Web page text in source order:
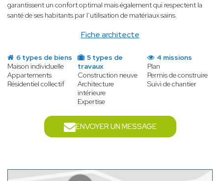
Fiche architecte
garantissent un confort optimal mais également qui respectent la
santé de ses habitants par l’utilisation de matériaux sains.
6 types de biens
Maison individuelle
Appartements
Résidentiel collectif
5 types de
travaux
Construction neuve
Architecture
intérieure
Expertise
4 missions
Plan
Permis de construire
Suivi de chantier
ENVOYER UN MESSAGE